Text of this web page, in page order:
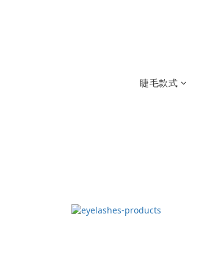
睫毛款式